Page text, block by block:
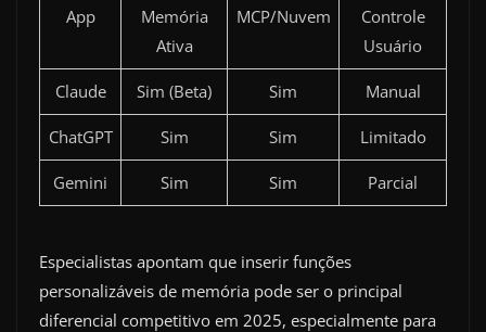
App
Memória
Ativa
MCP/Nuvem
Controle
Usuário
Claude Sim (Beta) Sim Manual
ChatGPT Sim Sim Limitado
Gemini Sim Sim Parcial
Especialistas apontam que inserir funções
personalizáveis de memória pode ser o principal
diferencial competitivo em 2025, especialmente para